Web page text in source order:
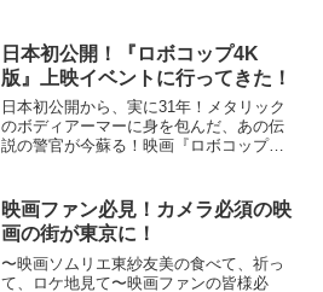
レコレ～ vol.75今回は…。カンヌ...
日本初公開！『ロボコップ4K
版』上映イベントに行ってきた！
日本初公開から、実に31年！メタリック
のボディアーマーに身を包んだ、あの伝
説の警官が今蘇る！映画『ロボコップ』
ナリストのジャンクハンター吉田さん
が、自身の長年の夢をクラ...
映画ファン必見！カメラ必須の映
画の街が東京に！
〜映画ソムリエ東紗友美の食べて、祈っ
て、ロケ地見て〜映画ファンの皆様必